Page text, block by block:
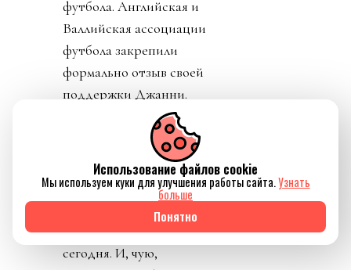
футбола. Английская и
Валлийская ассоциации
футбола закрепили
формально отзыв своей
поддержки Джанни.
Источник изображения Reuters
День 9. Он начинается
сегодня. И, чую,
Использование файлов cookie
Мы используем куки для улучшения работы сайта.Узнать
больше
Понятно